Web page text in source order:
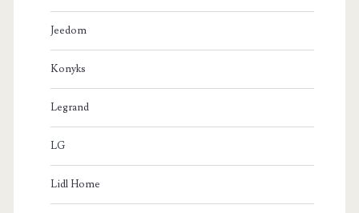
Jeedom
Konyks
Legrand
LG
Lidl Home